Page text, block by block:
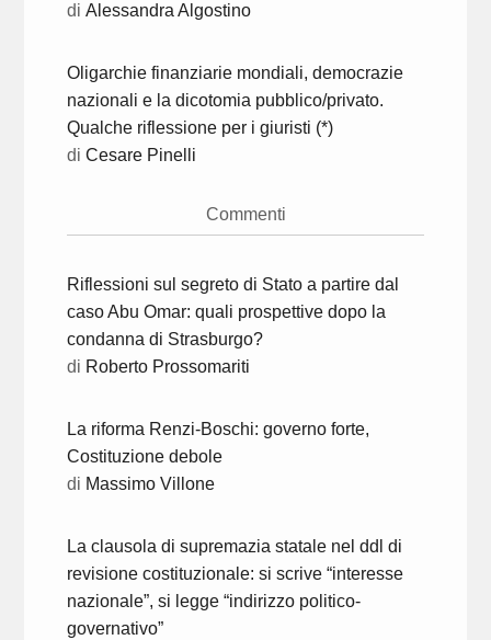
di Alessandra Algostino
Oligarchie finanziarie mondiali, democrazie
nazionali e la dicotomia pubblico/privato.
Qualche riflessione per i giuristi (*)
di Cesare Pinelli
Commenti
Riflessioni sul segreto di Stato a partire dal
caso Abu Omar: quali prospettive dopo la
condanna di Strasburgo?
di Roberto Prossomariti
La riforma Renzi-Boschi: governo forte,
Costituzione debole
di Massimo Villone
La clausola di supremazia statale nel ddl di
revisione costituzionale: si scrive “interesse
nazionale”, si legge “indirizzo politico-
governativo”